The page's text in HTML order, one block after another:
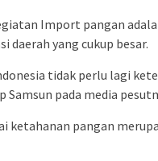
Import pangan
daerah yang cukup besar.
tidak perlu lagi
Samsun pada media
ketahanan pangan